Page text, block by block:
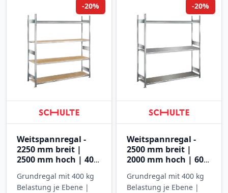
Weitspannregal -
2250 mm breit |
2500 mm hoch | 400
mit Spanplatten
Grundregal mit 400 kg
Belastung je Ebene |
-20%
Weitspannregal -
2500 mm breit |
2000 mm hoch | 600
mit Stahlböden
Grundregal mit 400 kg
Belastung je Ebene |
-20%